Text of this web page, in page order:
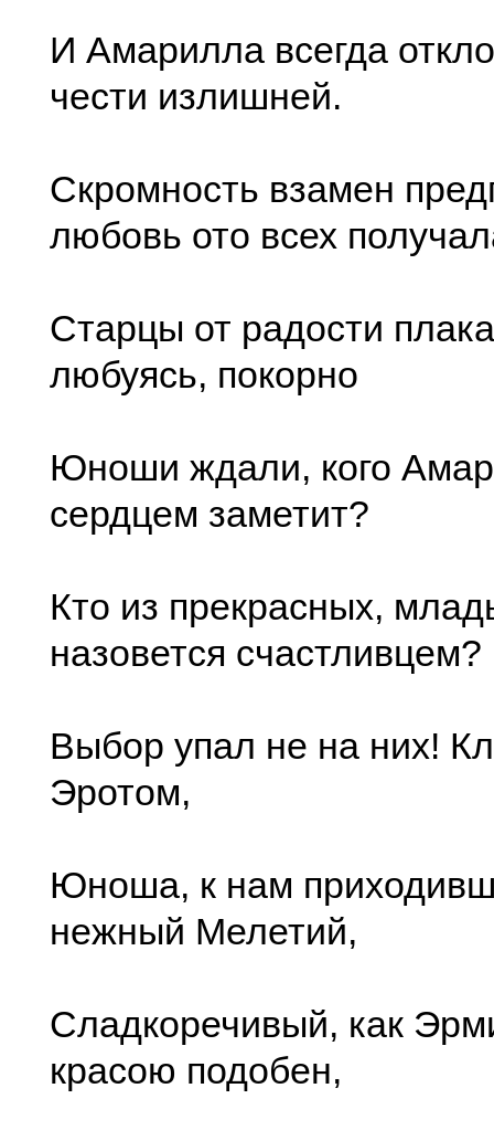
И Амарилла всегда
чести излишней.
Скромность взамен
любовь ото всех
Старцы от радости
любуясь, покорно
Юноши ждали, кого
сердцем заметит?
Кто из прекрасных,
назовется счастливцем?
Выбор упал не на них!
Эротом,
Юноша, к нам
нежный Мелетий,
Сладкоречивый, как
красою подобен,